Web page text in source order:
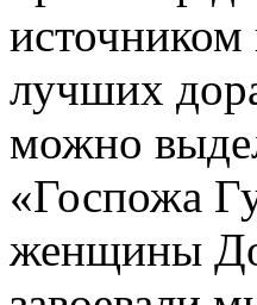
лучших
можно
«Госпожа
женщины